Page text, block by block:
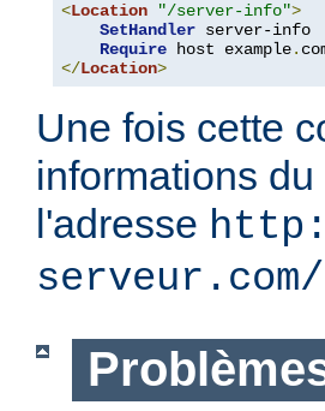
<Location "/server-info">
SetHandler server-info
Require host example.
</Location>
Une fois cette
informations
l'adresse